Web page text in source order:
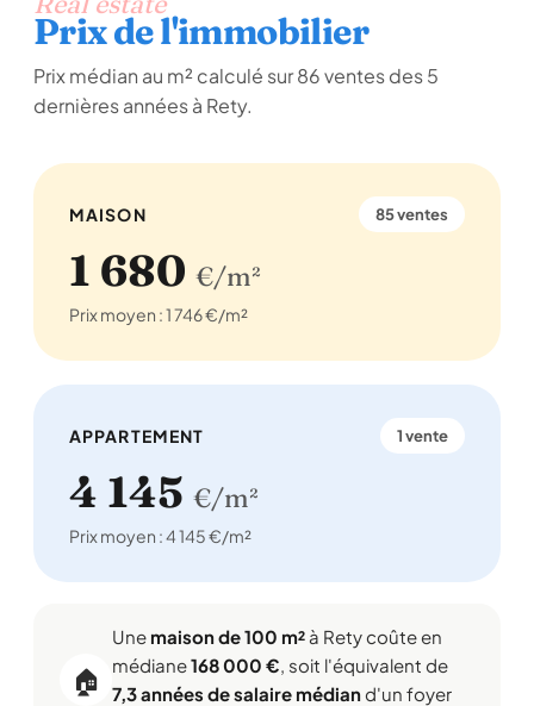
Prix de l'immobilier
Prix médian au m² calculé sur 86 ventes des 5
dernières années à Rety.
MAISON 85 ventes
1 680 €/m²
Prix moyen : 1 746 €/m²
APPARTEMENT 1 vente
4 145 €/m²
Prix moyen : 4 145 €/m²
🏠
Une maison de 100 m² à Rety coûte en
médiane168 000 €, soit l'équivalent de
7,3 années de salaire médiand'un foyer